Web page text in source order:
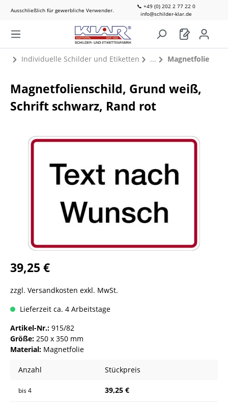
Ausschließlich für gewerbliche Verwender.
📞 +49 (0) 202 2 77 22 0
info@schilder-klar.de
Individuelle Schilder und Etiketten Magnetfolie
Magnetfolienschild, Grund weiß,
Schrift schwarz, Rand rot
39,25 €
zzgl. Versandkosten exkl. MwSt.
Lieferzeit ca. 4 Arbeitstage
Artikel-Nr.: 915/82
Größe: 250 x 350 mm
Material: Magnetfolie
Anzahl Stückpreis
bis4 39,25 €